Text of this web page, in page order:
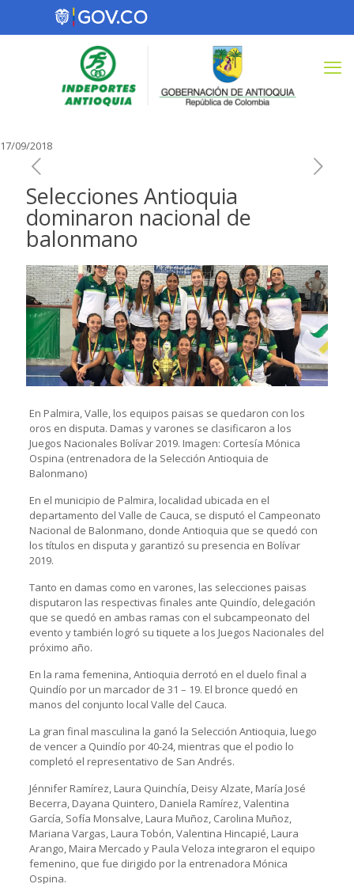
17/09/2018
Selecciones Antioquia
dominaron nacional de
balonmano
En Palmira, Valle, los equipos paisas se quedaron con los
oros en disputa. Damas y varones se clasificaron a los
Juegos Nacionales Bolívar 2019. Imagen: Cortesía Mónica
Ospina (entrenadora de la Selección Antioquia de
Balonmano)
En el municipio de Palmira, localidad ubicada en el
departamento del Valle de Cauca, se disputó el Campeonato
Nacional de Balonmano, donde Antioquia que se quedó con
los títulos en disputa y garantizó su presencia en Bolívar
2019.
Tanto en damas como en varones, las selecciones paisas
disputaron las respectivas finales ante Quindío, delegación
que se quedó en ambas ramas con el subcampeonato del
evento y también logró su tiquete a los Juegos Nacionales del
próximo año.
En la rama femenina, Antioquia derrotó en el duelo final a
Quindío por un marcador de 31 – 19. El bronce quedó en
manos del conjunto local Valle del Cauca.
La gran final masculina la ganó la Selección Antioquia, luego
de vencer a Quindío por 40-24, mientras que el podio lo
completó el representativo de San Andrés.
Jénnifer Ramírez, Laura Quinchía, Deisy Alzate, María José
Becerra, Dayana Quintero, Daniela Ramírez, Valentina
García, Sofía Monsalve, Laura Muñoz, Carolina Muñoz,
Mariana Vargas, Laura Tobón, Valentina Hincapié, Laura
Arango, Maira Mercado y Paula Veloza integraron el equipo
femenino, que fue dirigido por la entrenadora Mónica
Ospina.